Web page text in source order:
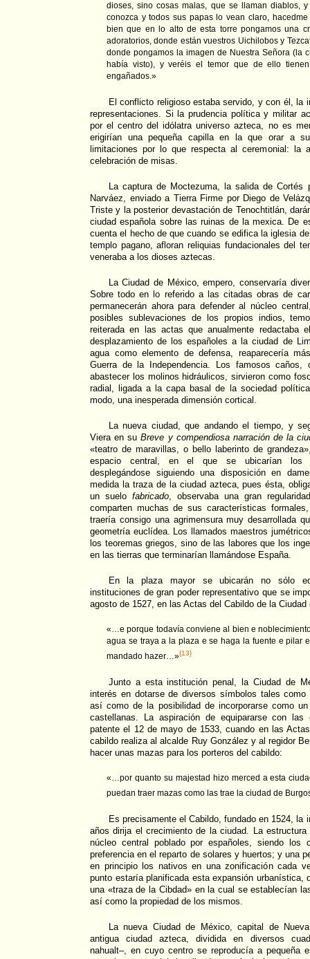
dioses, sino cosas malas, que se llaman diablos,
conozca y todos sus papas lo vean claro,
bien que en lo alto de esta torre pongamos una
adoratorios, donde están vuestros Uichilobos y
donde pongamos la imagen de Nuestra Señora (la
había visto), y veréis el temor que de ello
engañados.»
El conflicto religioso estaba servido, y con él, la
representaciones. Si la prudencia política y militar
por el centro del idólatra universo azteca, no es
erigirían una pequeña capilla en la que orar a
limitaciones por lo que respecta al ceremonial: la
celebración de misas.
La captura de Moctezuma, la salida de Cortés
Narváez, enviado a Tierra Firme por Diego de
Triste y la posterior devastación de Tenochtitlán,
ciudad española sobre las ruinas de la mexica. De
cuenta el hecho de que cuando se edifica la iglesia
templo pagano, afloran reliquias fundacionales del
veneraba a los dioses aztecas.
La Ciudad de México, empero, conservaría
Sobre todo en lo referido a las citadas obras de
permanecerán ahora para defender al núcleo
posibles sublevaciones de los propios indios,
reiterada en las actas que anualmente redactaba
desplazamiento de los españoles a la ciudad de
agua como elemento de defensa, reaparecería
Guerra de la Independencia. Los famosos
abastecer los molinos hidráulicos, sirvieron como
radial, ligada a la capa basal de la sociedad
modo, una inesperada dimensión cortical.
La nueva ciudad, que andando el tiempo, y
Viera en suBreve y compendiosa narración de la
«teatro de maravillas, o bello laberinto de
espacio central, en el que se ubicarían los
desplegándose siguiendo una disposición en
medida la traza de la ciudad azteca, pues ésta,
un suelo fabricado , observaba una gran
comparten muchas de sus características
traería consigo una agrimensura muy desarrollada
geometría euclídea. Los llamados maestros
los teoremas griegos, sino de las labores que los
en las tierras que terminarían llamándose España.
En la plaza mayor se ubicarán no sólo
instituciones de gran poder representativo que se
agosto de 1527, en las Actas del Cabildo de la
«…e porque todavía conviene al bien e
agua se traya a la plaza e se haga la fuente e pilar
mandado hazer…»{13}
Junto a esta institución penal, la Ciudad de
interés en dotarse de diversos símbolos tales
así como de la posibilidad de incorporarse como
castellanas. La aspiración de equipararse con las
patente el 12 de mayo de 1533, cuando en las
cabildo realiza al alcalde Ruy González y al regidor
hacer unas mazas para los porteros del cabildo:
«…por quanto su majestad hizo merced a esta
puedan traer mazas como las trae la ciudad de
Es precisamente el Cabildo, fundado en 1524, la
años dirija el crecimiento de la ciudad. La
núcleo central poblado por españoles, siendo los
preferencia en el reparto de solares y huertos; y una
en principio los nativos en una zonificación cada
punto estaría planificada esta expansión urbanística,
una «traza de la Cibdad» en la cual se establecían
así como la propiedad de los mismos.
La nueva Ciudad de México, capital de
antigua ciudad azteca, dividida en diversos
nahualt–, en cuyo centro se reproducía a pequeña